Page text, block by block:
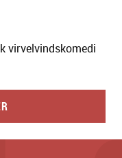
virvelvindskomedi